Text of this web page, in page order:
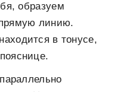
образуем
линию.
в тонусе,